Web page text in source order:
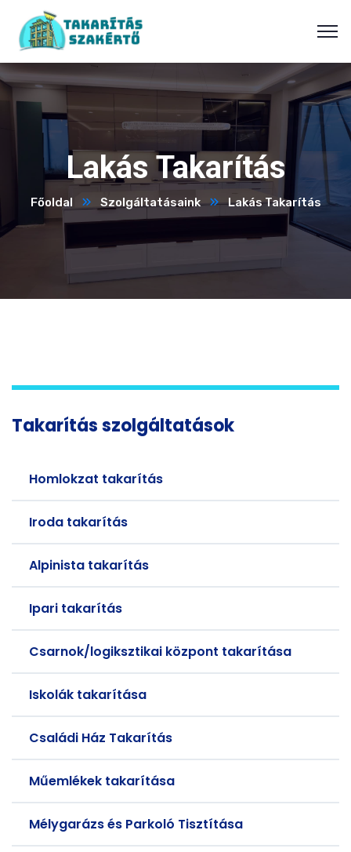
Lakás Takarítás
Főoldal Szolgáltatásaink Lakás Takarítás
Takarítás szolgáltatások
Homlokzat takarítás
Iroda takarítás
Alpinista takarítás
Ipari takarítás
Csarnok/logiksztikai központ takarítása
Iskolák takarítása
Családi Ház Takarítás
Műemlékek takarítása
Mélygarázs és Parkoló Tisztítása